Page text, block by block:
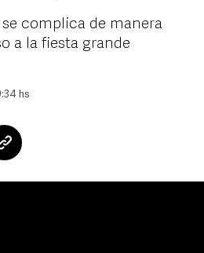
complica de manera
a la fiesta grande
hs